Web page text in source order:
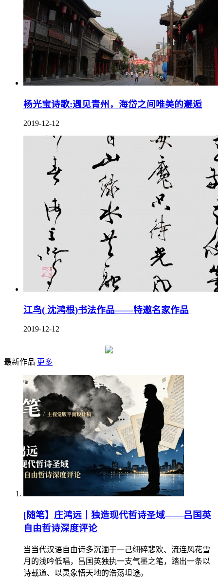
杨光宝诗歌:遇见青州，海岱之间唯美的邂逅
2019-12-12
江鸟( 沈鸿根)书法作品——特邀名家作品
2019-12-12
最新作品 更多
[随笔】庄鸿远｜独造现代哲诗圣域——吕国英
自由哲诗深度评论
当当代汉语自由诗多沉湎于一己细碎悲欢、流连风花雪
月的浅吟低唱，吕国英独执一支气墨之笔，踏出一条以
诗载道、以灵象悟天地的浩荡坦途。